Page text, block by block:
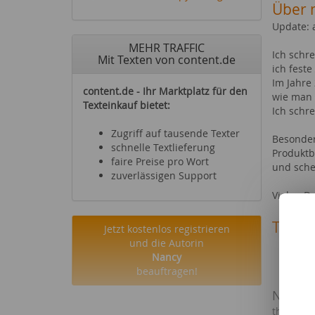
MEHR TRAFFIC
Mit Texten von content.de
content.de - Ihr Marktplatz für den
Texteinkauf bietet:
Zugriff auf tausende Texter
schnelle Textlieferung
faire Preise pro Wort
zuverlässigen Support
Jetzt kostenlos registrieren
und die Autorin
Nancy
beauftragen!
Über
Update:
Ich
ich
Im
wie
Ich
und
Vielen
Texte
NOTA
the